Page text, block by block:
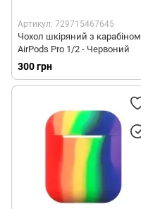
Артикул: 729715467645
Чохол шкіряний з карабіном
AirPods Pro 1/2 - Червоний
300 грн